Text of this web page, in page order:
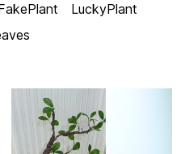
LuckyPlant